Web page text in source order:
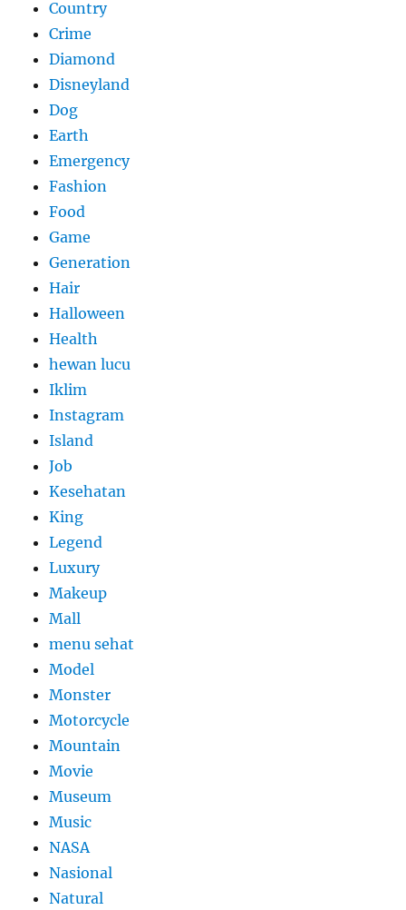
Country
Crime
Diamond
Disneyland
Dog
Earth
Emergency
Fashion
Food
Game
Generation
Hair
Halloween
Health
hewan lucu
Iklim
Instagram
Island
Job
Kesehatan
King
Legend
Luxury
Makeup
Mall
menu sehat
Model
Monster
Motorcycle
Mountain
Movie
Museum
Music
NASA
Nasional
Natural